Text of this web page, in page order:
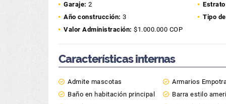
Garaje: 2
Año construcción: 3
Tipo
Valor Administración: $1.000.000 COP
Características internas
Admite mascotas
Armarios
Baño en habitación principal
Barra estilo